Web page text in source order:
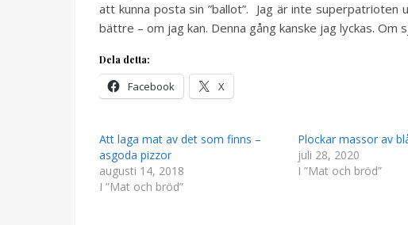
att kunna posta sin ”ballot”. Jag är inte
bättre – om jag kan. Denna gång kanske jag lyckas. Om
Dela detta:
Facebook X
Att laga mat av det som finns –
asgoda pizzor
augusti 14, 2018
I ”Mat och bröd”
Plockar massor av
juli 28, 2020
I ”Mat och bröd”